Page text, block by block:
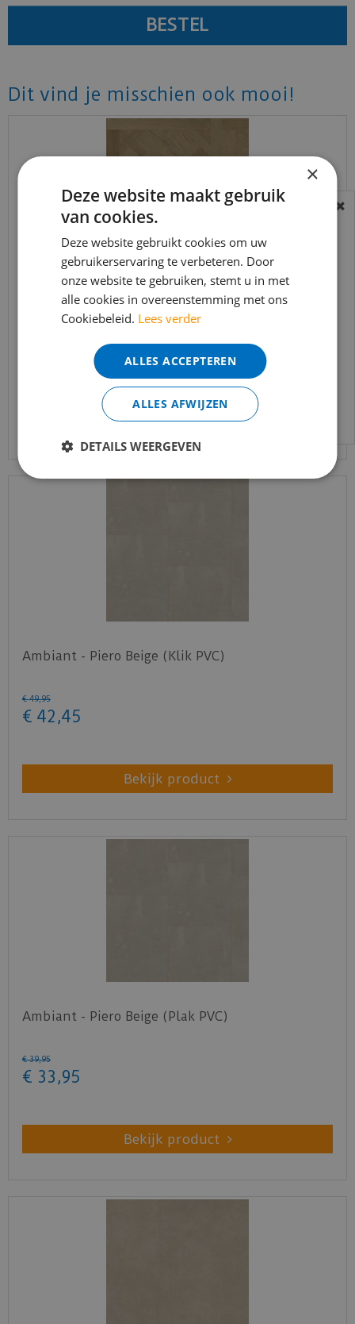
Dit vind je misschien ook mooi!
vtwonen - Royal Sun Kissed (Plak PVC)
Bekijk product
Ambiant - Piero Beige (Klik PVC)
€ 49,95
€ 42 ,45
Bekijk product
Ambiant - Piero Beige (Plak PVC)
€ 39,95
€ 33 ,95
Bekijk product
BEREIKBAARHEID
In verband met de vakantie periode zijn wij
t/m 14 augustus telefonisch helaas niet
bereikbaar.
Bestelling worden uiteraard verwerkt
echter iets minder snel dan wat je van ons
gewend bent.
Voor vragen kan je ons bereiken via
info@merkvloerenwinkel.nl
×
Deze website maakt gebruik
van cookies.
Deze website gebruikt cookies om uw
gebruikerservaring te verbeteren. Door
onze website te gebruiken, stemt u in met
alle cookies in overeenstemming met ons
Cookiebeleid. Lees verder
ALLES ACCEPTEREN
ALLES AFWIJZEN
DETAILS WEERGEVEN